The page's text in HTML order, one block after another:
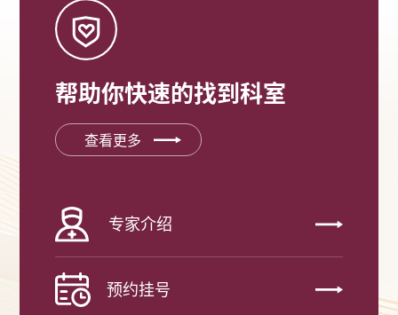
帮助你快速的找到科室
查看更多
专家介绍
预约挂号